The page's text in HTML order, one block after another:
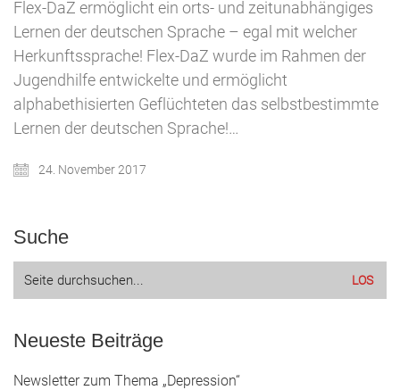
Flex-DaZ ermöglicht ein orts- und zeitunabhängiges
Lernen der deutschen Sprache – egal mit welcher
Herkunftssprache! Flex-DaZ wurde im Rahmen der
Jugendhilfe entwickelte und ermöglicht
alphabethisierten Geflüchteten das selbstbestimmte
Lernen der deutschen Sprache!…
24. November 2017
Suche
Suche
nach:
Neueste Beiträge
Newsletter zum Thema „Depression“